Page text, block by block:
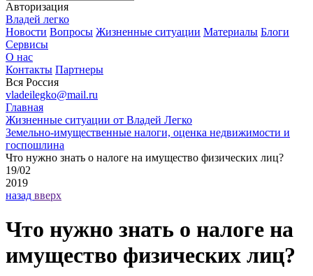
Авторизация
Владей легко
Новости Вопросы Жизненные ситуации Материалы Блоги
Сервисы
О нас
Контакты Партнеры
Вся Россия
vladeilegko@mail.ru
Главная
Жизненные ситуации от Владей Легко
Земельно-имущественные налоги, оценка недвижимости и
госпошлина
Что нужно знать о налоге на имущество физических лиц?
19/02
2019
назад вверх
Что нужно знать о налоге на
имущество физических лиц?